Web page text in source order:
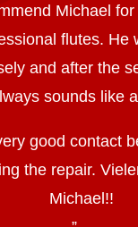
Michael
flutes. He
and after the
sounds like
good contact
the repair.
Michael!!